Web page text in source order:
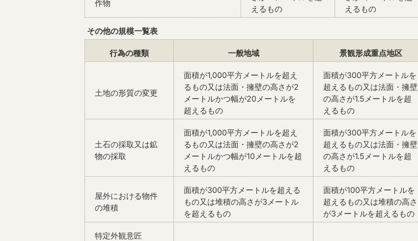
作物
えるもの
えるもの
その他の規模一覧表
行為の種類 一般地域 景観形成重点地区
土地の形質の変更
面積が1,000平方メートルを超え
るもの又は法面・擁壁の高さが2
メートルかつ幅が20メートルを
超えるもの
面積が300平方メートルを
超えるもの又は法面・擁壁
の高さが1.5メートルを超
えるもの
土石の採取又は鉱
物の採取
面積が1,000平方メートルを超え
るもの又は法面・擁壁の高さが2
メートルかつ幅が10メートルを超
えるもの
面積が300平方メートルを
超えるもの又は法面・擁壁
の高さが1.5メートルを超
えるもの
屋外における物件
の堆積
面積が300平方メートルを超える
もの又は堆積の高さが3メートル
を超えるもの
面積が100平方メートルを
超えるもの又は堆積の高さ
が3メートルを超えるもの
特定外観意匠